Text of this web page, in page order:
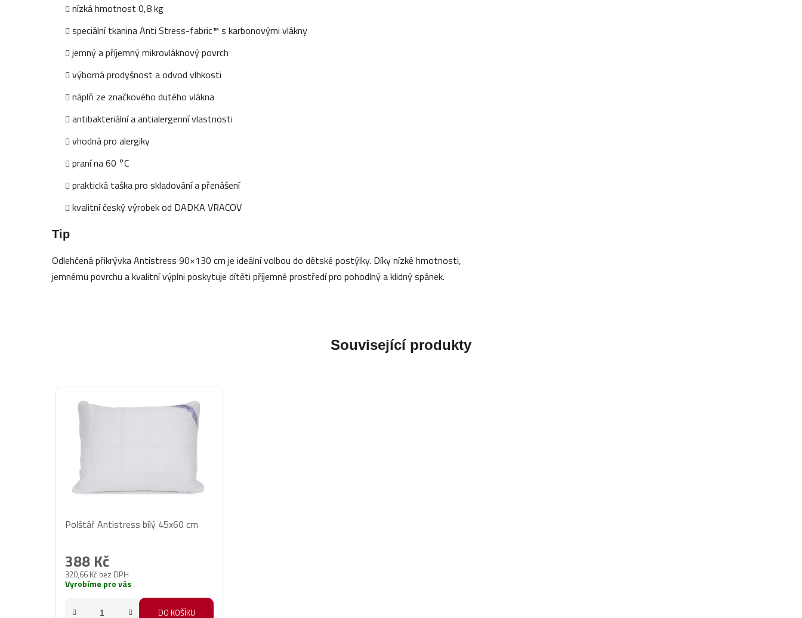
nízká hmotnost 0,8 kg
speciální tkanina Anti Stress-fabric™ s karbonovými vlákny
jemný a příjemný mikrovláknový povrch
výborná prodyšnost a odvod vlhkosti
náplň ze značkového dutého vlákna
antibakteriální a antialergenní vlastnosti
vhodná pro alergiky
praní na 60 °C
praktická taška pro skladování a přenášení
kvalitní český výrobek od DADKA VRACOV
Tip
Odlehčená přikrývka Antistress 90×130 cm je ideální volbou do dětské postýlky. Díky nízké hmotnosti,
jemnému povrchu a kvalitní výplni poskytuje dítěti příjemné prostředí pro pohodlný a klidný spánek.
Související produkty
Polštář Antistress bílý 45x60 cm
320,66 Kč bez DPH
388 Kč
Vyrobíme pro vás
DO KOŠÍKU